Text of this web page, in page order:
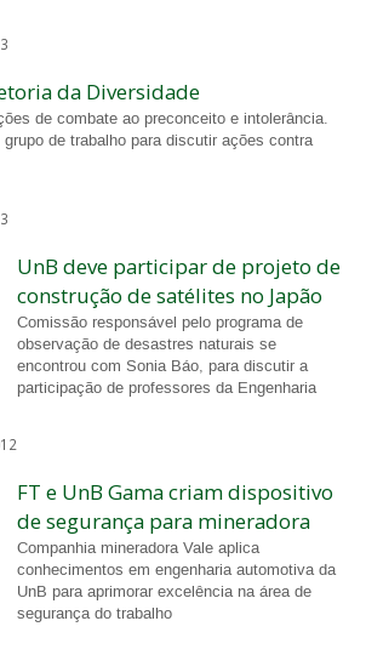
da Diversidade
de combate ao preconceito e intolerância.
de trabalho para discutir ações contra
UnB deve participar de projeto de
construção de satélites no Japão
Comissão responsável pelo programa de
observação de desastres naturais se
encontrou com Sonia Báo, para discutir a
participação de professores da Engenharia
FT e UnB Gama criam dispositivo
de segurança para mineradora
Companhia mineradora Vale aplica
conhecimentos em engenharia automotiva da
UnB para aprimorar excelência na área de
segurança do trabalho